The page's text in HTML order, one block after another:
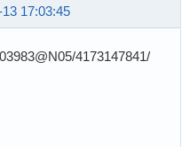
17:03:45
4173147841/